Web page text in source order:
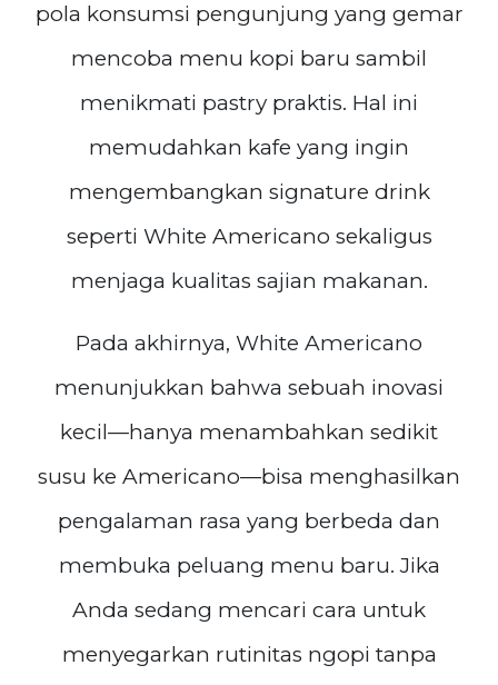
pola konsumsi pengunjung yang gemar
mencoba menu kopi baru sambil
menikmati pastry praktis. Hal ini
memudahkan kafe yang ingin
mengembangkan signature drink
seperti White Americano sekaligus
menjaga kualitas sajian makanan.
Pada akhirnya, White Americano
menunjukkan bahwa sebuah inovasi
kecil—hanya menambahkan sedikit
susu ke Americano—bisa menghasilkan
pengalaman rasa yang berbeda dan
membuka peluang menu baru. Jika
Anda sedang mencari cara untuk
menyegarkan rutinitas ngopi tanpa